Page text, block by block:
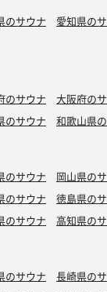
のサウナ
愛知県の
のサウナ
大阪府の
のサウナ 和歌山県
のサウナ
岡山県の
のサウナ
徳島県の
のサウナ 高知県の
のサウナ
長崎県の